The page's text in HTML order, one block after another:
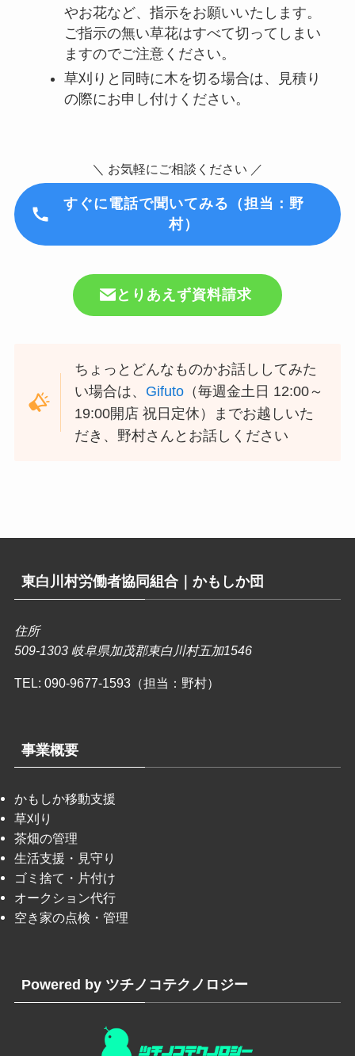
やお花など、指示をお願いいたします。
ご指示の無い草花はすべて切ってしまい
ますのでご注意ください。
草刈りと同時に木を切る場合は、見積り
の際にお申し付けください。
＼ お気軽にご相談ください ／
すぐに電話で聞いてみる（担当：野
村）
とりあえず資料請求
ちょっとどんなものかお話ししてみた
い場合は、 Gifuto （毎週金土日 12:00～
19:00開店 祝日定休）までお越しいた
だき、野村さんとお話しください
東白川村労働者協同組合｜かもしか団
住所
509-1303 岐阜県加茂郡東白川村五加1546
TEL: 090-9677-1593（担当：野村）
事業概要
かもしか移動支援
草刈り
茶畑の管理
生活支援・見守り
ゴミ捨て・片付け
オークション代行
空き家の点検・管理
Powered by ツチノコテクノロジー